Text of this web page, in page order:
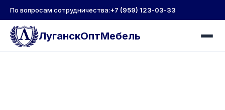
По вопросам сотрудничества:+7 (959) 123-03-33
ЛуганскОптМебель